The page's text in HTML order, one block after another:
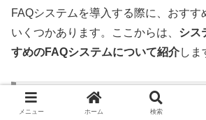
FAQシステムを導入する際に、おすす
いくつかあります。ここからは、 シス
すめのFAQシステムについて紹介しま
チャットボット型のFAQシステ
FAQ」
メニュー ホーム 検索